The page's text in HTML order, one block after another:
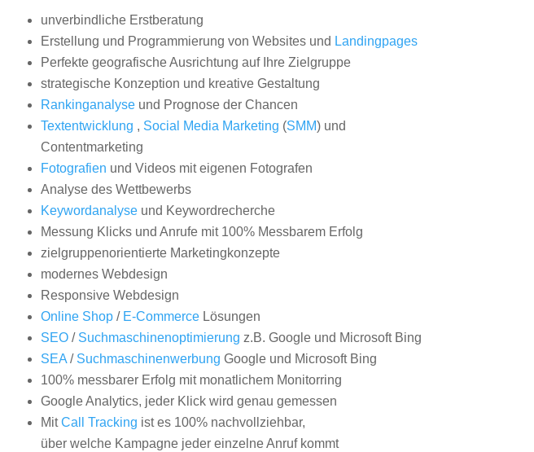
unverbindliche Erstberatung
Erstellung und Programmierung von Websites und Landingpages
Perfekte geografische Ausrichtung auf Ihre Zielgruppe
strategische Konzeption und kreative Gestaltung
Rankinganalyseund Prognose der Chancen
Textentwicklung , Social Media Marketing (SMM) und
Contentmarketing
Fotografien und Videos mit eigenen Fotografen
Analyse des Wettbewerbs
Keywordanalyseund Keywordrecherche
Messung Klicks und Anrufe mit 100% Messbarem Erfolg
zielgruppenorientierte Marketingkonzepte
modernes Webdesign
Responsive Webdesign
Online Shop/ E-CommerceLösungen
SEO/ Suchmaschinenoptimierung z.B. Google und Microsoft Bing
SEA/ Suchmaschinenwerbung Google und Microsoft Bing
100% messbarer Erfolg mit monatlichem Monitorring
Google Analytics, jeder Klick wird genau gemessen
MitCall Tracking ist es 100% nachvollziehbar,
über welche Kampagne jeder einzelne Anruf kommt